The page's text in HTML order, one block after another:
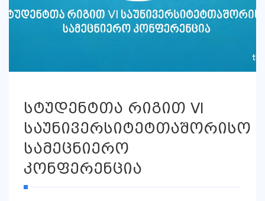
სტუდენტთა რიგით VI
საუნივერსიტეტთაშორისო
სამეცნიერო
კონფერენცია